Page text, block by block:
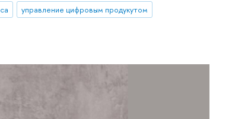
управление цифровым продукутом